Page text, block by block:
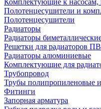
Комплектующие к насосам,
Полотенцесушители и
Полотенцесушители
Радиаторы
Радиаторы
Решетки для радиаторов
Радиаторы алюминиевые
Комплектующие для
Трубопровод
Трубы полипропиленовые
Фитинги
Запорная арматура